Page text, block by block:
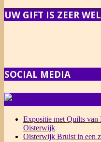
UW GIFT IS ZEER
SOCIAL MEDIA
Expositie met Quilts
Oisterwijk
Oisterwijk Bruist in een